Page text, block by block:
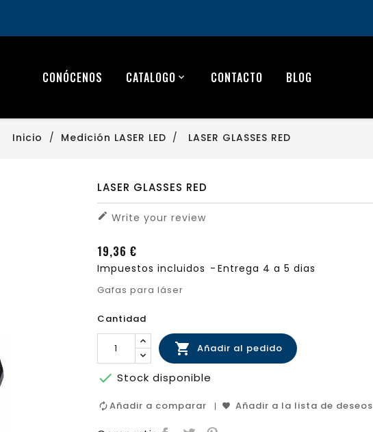
CONÓCENOS CATALOGO CONTACTO BLOG
Inicio Medición LASER LED LASER GLASSES RED
LASER GLASSES RED
 Write your review
19,36 €
Impuestos incluidos Entrega 4 a 5 dias
Gafas para láser
Cantidad
 Añadir al pedido
 Stock disponible
Añadir a comparar Añadir a la lista de deseos